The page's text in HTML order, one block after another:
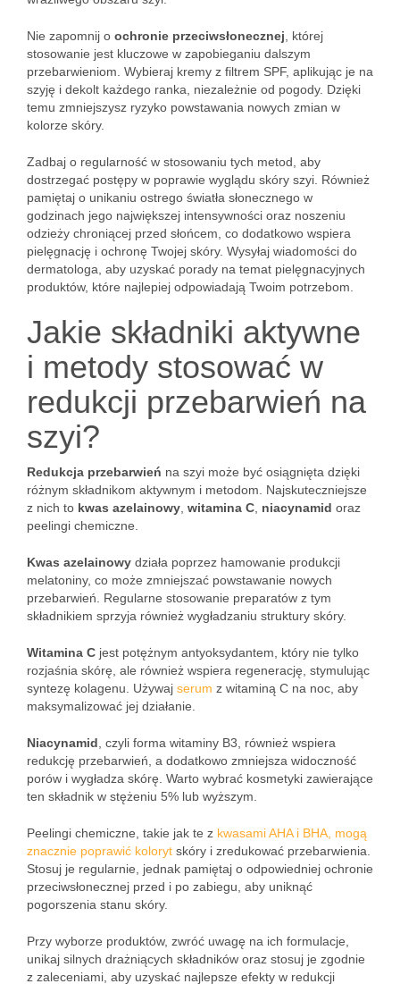
Nie zapomnij o ochronie przeciwsłonecznej , której
stosowanie jest kluczowe w zapobieganiu dalszym
przebarwieniom. Wybieraj kremy z filtrem SPF, aplikując je na
szyję i dekolt każdego ranka, niezależnie od pogody. Dzięki
temu zmniejszysz ryzyko powstawania nowych zmian w
kolorze skóry.
Zadbaj o regularność w stosowaniu tych metod, aby
dostrzegać postępy w poprawie wyglądu skóry szyi. Również
pamiętaj o unikaniu ostrego światła słonecznego w
godzinach jego największej intensywności oraz noszeniu
odzieży chroniącej przed słońcem, co dodatkowo wspiera
pielęgnację i ochronę Twojej skóry. Wysyłaj wiadomości do
dermatologa, aby uzyskać porady na temat pielęgnacyjnych
produktów, które najlepiej odpowiadają Twoim potrzebom.
Jakie składniki aktywne
i metody stosować w
redukcji przebarwień na
szyi?
Redukcja przebarwień na szyi może być osiągnięta dzięki
różnym składnikom aktywnym i metodom. Najskuteczniejsze
z nich to kwas azelainowy witamina C niacynamid oraz
peelingi chemiczne.
Kwas azelainowy działa poprzez hamowanie produkcji
melatoniny, co może zmniejszać powstawanie nowych
przebarwień. Regularne stosowanie preparatów z tym
składnikiem sprzyja również wygładzaniu struktury skóry.
Witamina C jest potężnym antyoksydantem, który nie tylko
rozjaśnia skórę, ale również wspiera regenerację, stymulując
syntezę kolagenu. Używaj serum z witaminą C na noc, aby
maksymalizować jej działanie.
Niacynamid , czyli forma witaminy B3, również wspiera
redukcję przebarwień, a dodatkowo zmniejsza widoczność
porów i wygładza skórę. Warto wybrać kosmetyki zawierające
ten składnik w stężeniu 5% lub wyższym.
Peelingi chemiczne, takie jak te z kwasami AHA i BHA, mogą
znacznie poprawić koloryt skóry i zredukować przebarwienia.
Stosuj je regularnie, jednak pamiętaj o odpowiedniej ochronie
przeciwsłonecznej przed i po zabiegu, aby uniknąć
pogorszenia stanu skóry.
Przy wyborze produktów, zwróć uwagę na ich formulacje,
unikaj silnych drażniących składników oraz stosuj je zgodnie
z zaleceniami, aby uzyskać najlepsze efekty w redukcji